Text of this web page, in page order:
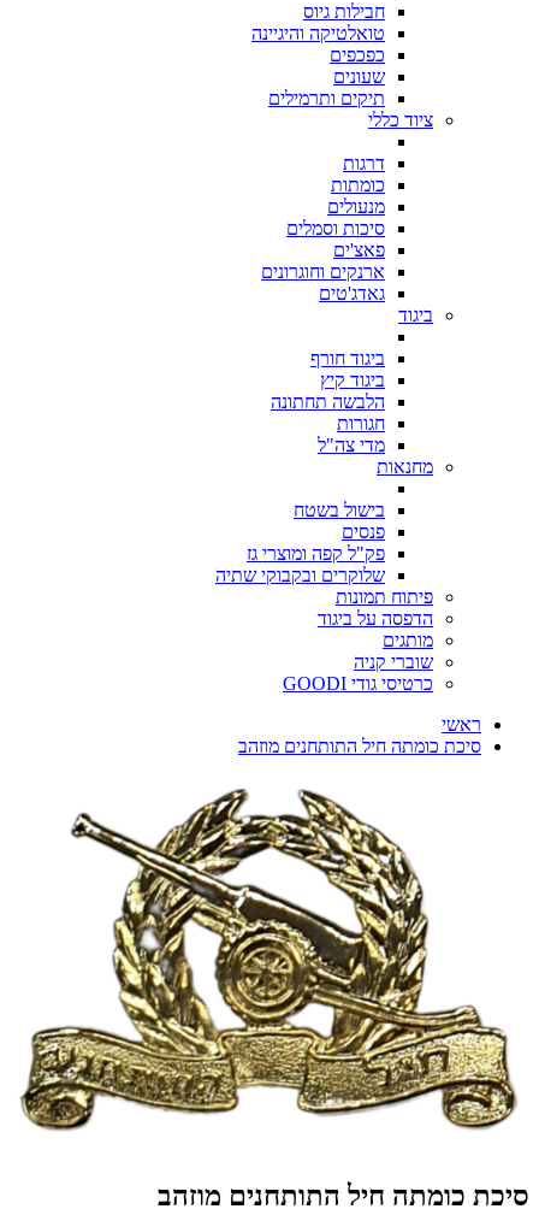
חבילות גיוס
טואלטיקה והיגיינה
כפכפים
שעונים
תיקים ותרמילים
ציוד כללי
דרגות
כומתות
מנעולים
סיכות וסמלים
פאצ'ים
ארנקים וחוגרונים
גאדג'טים
ביגוד
ביגוד חורף
ביגוד קיץ
הלבשה תחתונה
חגורות
מדי צה"ל
מחנאות
בישול בשטח
פנסים
פק"ל קפה ומוצרי גז
שלוקרים ובקבוקי שתיה
פיתוח תמונות
הדפסה על ביגוד
מותגים
שוברי קניה
כרטיסי גודי GOODI
ראשי
סיכת כומתה חיל התותחנים מוזהב
סיכת כומתה חיל התותחנים מוזהב